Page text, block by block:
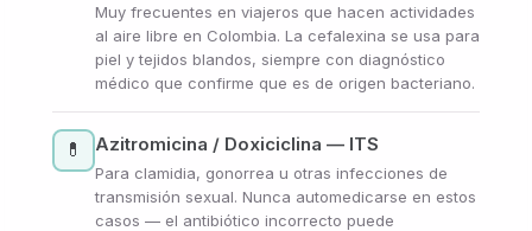
Muy frecuentes en viajeros que hacen actividades
al aire libre en Colombia. La cefalexina se usa para
piel y tejidos blandos, siempre con diagnóstico
médico que confirme que es de origen bacteriano.
💊 Azitromicina / Doxiciclina — ITS
Para clamidia, gonorrea u otras infecciones de
transmisión sexual. Nunca automedicarse en estos
casos — el antibiótico incorrecto puede